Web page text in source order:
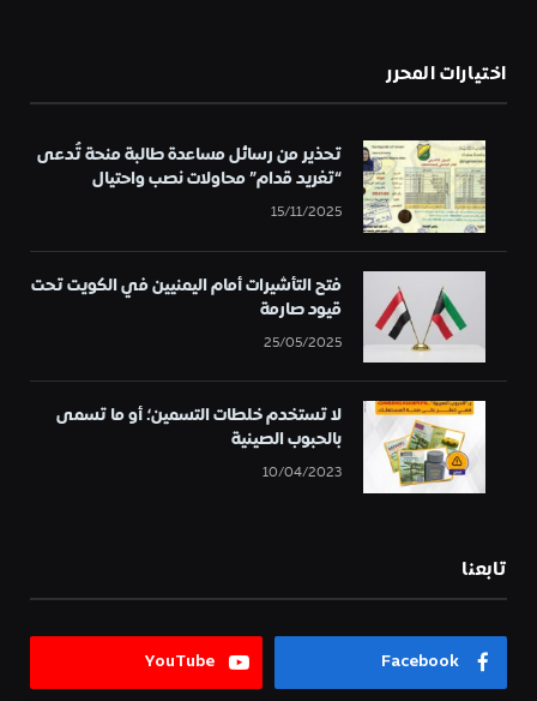
اختيارات المحرر
تحذير من رسائل مساعدة طالبة منحة تُدعى
“تغريد قدام” محاولات نصب واحتيال
15/11/2025
فتح التأشيرات أمام اليمنيين في الكويت تحت
قيود صارمة
25/05/2025
لا تستخدم خلطات التسمين؛ أو ما تسمى
بالحبوب الصينية
10/04/2023
تابعنا
Facebook
YouTube